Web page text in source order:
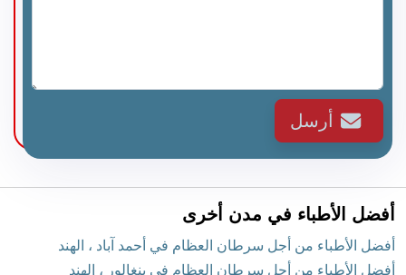
أرسل
أفضل الأطباء في مدن أخرى
أفضل الأطباء من أجل سرطان العظام في أحمد آباد ، الهند
أفضل الأطباء من أجل سرطان العظام في بنغالور ، الهند